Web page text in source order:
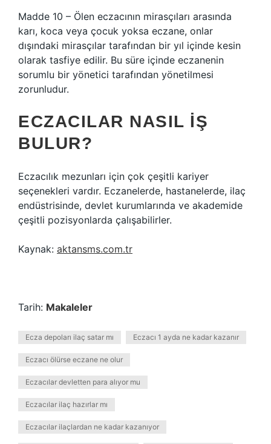
Madde 10 – Ölen eczacının mirasçıları arasında
karı, koca veya çocuk yoksa eczane, onlar
dışındaki mirasçılar tarafından bir yıl içinde kesin
olarak tasfiye edilir. Bu süre içinde eczanenin
sorumlu bir yönetici tarafından yönetilmesi
zorunludur.
ECZACILAR NASIL IŞ
BULUR?
Eczacılık mezunları için çok çeşitli kariyer
seçenekleri vardır. Eczanelerde, hastanelerde, ilaç
endüstrisinde, devlet kurumlarında ve akademide
çeşitli pozisyonlarda çalışabilirler.
Kaynak: aktansms.com.tr
Tarih: Makaleler
Ecza depoları ilaç satar mı Eczacı 1 ayda ne kadar kazanır
Eczacı ölürse eczane ne olur
Eczacılar devletten para alıyor mu
Eczacılar ilaç hazırlar mı
Eczacılar ilaçlardan ne kadar kazanıyor